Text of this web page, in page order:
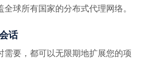
全球所有国家的分布式代理网络。
话
需要，都可以无限期地扩展您的项